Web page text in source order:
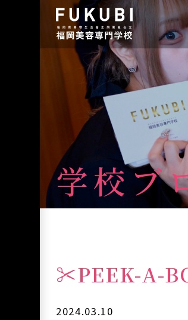
学校ブ
✂PEEK-A-
2024.03.10